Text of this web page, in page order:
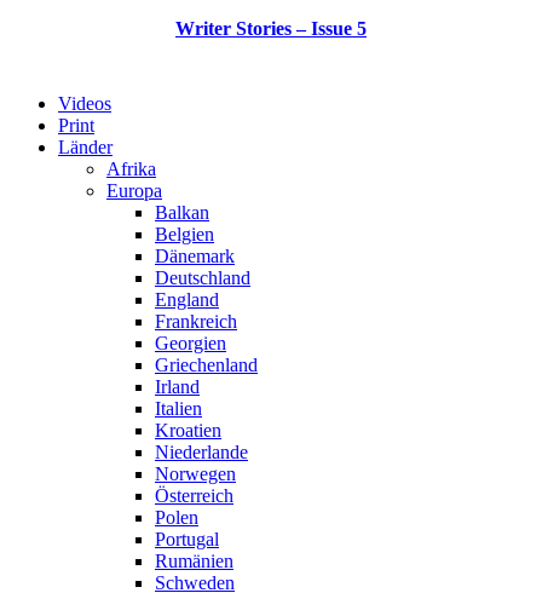
Writer Stories – Issue 5
Videos
Print
Länder
Afrika
Europa
Balkan
Belgien
Dänemark
Deutschland
England
Frankreich
Georgien
Griechenland
Irland
Italien
Kroatien
Niederlande
Norwegen
Österreich
Polen
Portugal
Rumänien
Schweden